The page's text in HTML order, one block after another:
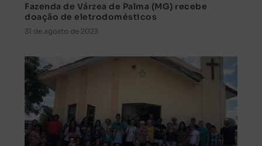
Fazenda de Várzea de Palma (MG) recebe
doação de eletrodomésticos
31 de agosto de 2023